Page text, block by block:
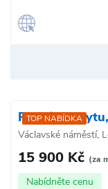
TOP NABÍDKA
Pronájem
Václavské náměstí,
15 900 Kč (za
Nabídněte cenu